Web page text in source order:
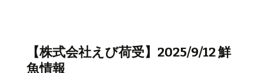
【株式会社えび荷受】2025/9/12 鮮
魚情報